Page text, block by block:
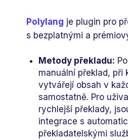
Polylang je plugin pro
s bezplatnými a
Metody překladu:
manuální překlad, při
vytvářejí obsah v
samostatně. Pro
rychlejší překlady,
integrace s
překladatelskými